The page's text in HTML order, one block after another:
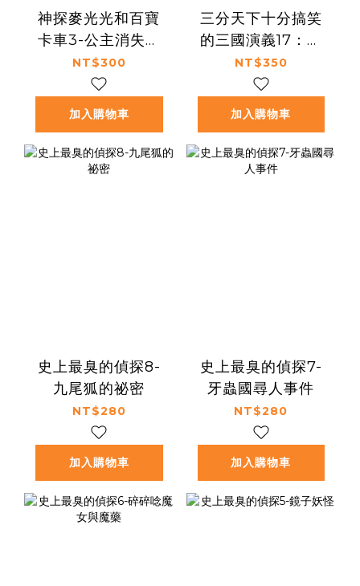
神探麥光光和百寶
卡車3-公主消失之
謎
NT$300
加入購物車
三分天下十分搞笑
的三國演義17：五
出祁山／木牛流馬
／諸葛亮之死──爆
笑中學英雄智慧
NT$350
加入購物車
史上最臭的偵探8-
九尾狐的祕密
NT$280
加入購物車
史上最臭的偵探7-
牙蟲國尋人事件
NT$280
加入購物車